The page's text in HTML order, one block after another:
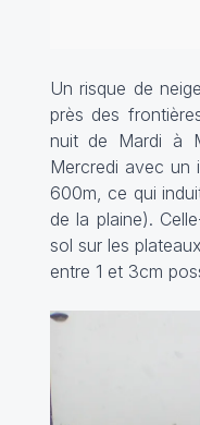
Un risque de
près des
nuit de Mardi à
Mercredi avec un
600m, ce qui
de la plaine).
sol sur les
entre 1 et 3cm